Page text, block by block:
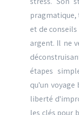
pragmatique,
et de
argent. Il ne
étapes
qu'un
liberté
les clés pour